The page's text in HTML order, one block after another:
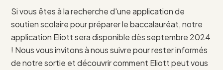
Si vous êtes à la recherche d'une application de
soutien scolaire pour préparer le baccalauréat, notre
application Eliott sera disponible dès septembre 2024
! Nous vous invitons à nous suivre pour rester informés
de notre sortie et découvrir comment Eliott peut vous